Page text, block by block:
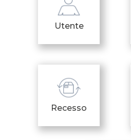
Utente
Recesso